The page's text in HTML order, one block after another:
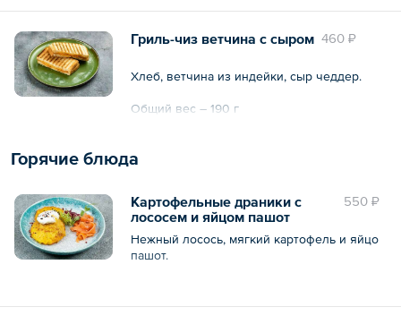
460 ₽
Гриль-чиз ветчина с сыром
Хлеб, ветчина из индейки, сыр чеддер.
Общий вес – 190 г
Горячие блюда
550 ₽
Картофельные драники с
лососем и яйцом пашот
Нежный лосось, мягкий картофель и яйцо
пашот.
Общий вес – 283 г